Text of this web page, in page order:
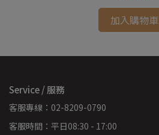
加入購物車
Service / 服務
客服專線：02-8209-0790
客服時間：平日08:30 - 17:00